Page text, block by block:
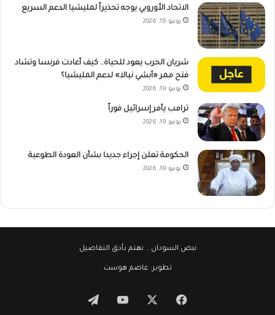
الاتحاد الأوروبي يوجه تحذيراً لمليشيا الدعم السريع
يونيو 19, 2026
شريان الحرب يعود للحياة.. كيف أعادت فرنسا وتشاد
فتح ممر «أبشي نيالا» لدعم المليشيا؟
يونيو 19, 2026
ترامب يأمر إسرائيل فوراً
يونيو 19, 2026
الحكومة تعلن إجراء جديدا بشأن العودة الطوعية
يونيو 19, 2026
نبض السودان .. نهتم بأدق التفاصيل
تطوير:عاصم هوست
فيسبوك ‫YouTubeتيلقرام